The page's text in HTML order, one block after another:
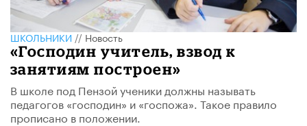
ШКОЛЬНИКИ//Новость
«Господин учитель, взвод к
занятиям построен»
В школе под Пензой ученики должны называть
педагогов «господин» и «госпожа». Такое правило
прописано в положении.